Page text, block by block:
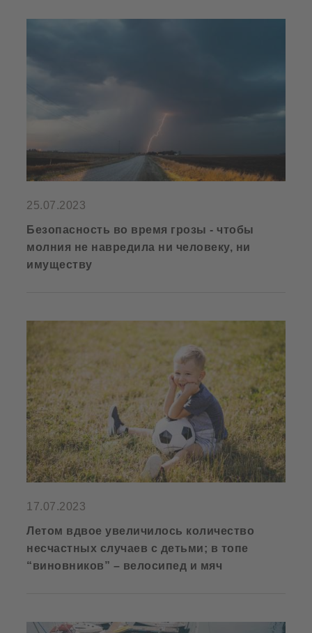
25.07.2023
Безопасность во время грозы - чтобы
молния не навредила ни человеку, ни
имуществу
17.07.2023
Летом вдвое увеличилось количество
несчастных случаев с детьми; в топе
“виновников” – велосипед и мяч